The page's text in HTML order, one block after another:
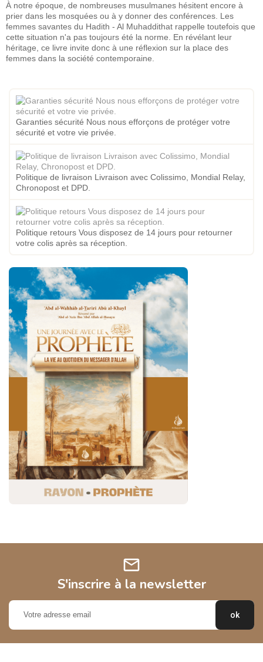
À notre époque, de nombreuses musulmanes hésitent encore à
prier dans les mosquées ou à y donner des conférences. Les
femmes savantes du Hadith - Al Muhaddithat rappelle toutefois que
cette situation n'a pas toujours été la norme. En révélant leur
héritage, ce livre invite donc à une réflexion sur la place des
femmes dans la société contemporaine.
Garanties sécurité Nous nous efforçons de protéger votre
sécurité et votre vie privée.
Politique de livraison Livraison avec Colissimo, Mondial Relay,
Chronopost et DPD.
Politique retours Vous disposez de 14 jours pour retourner
votre colis après sa réception.
mail
S'inscrire à la newsletter